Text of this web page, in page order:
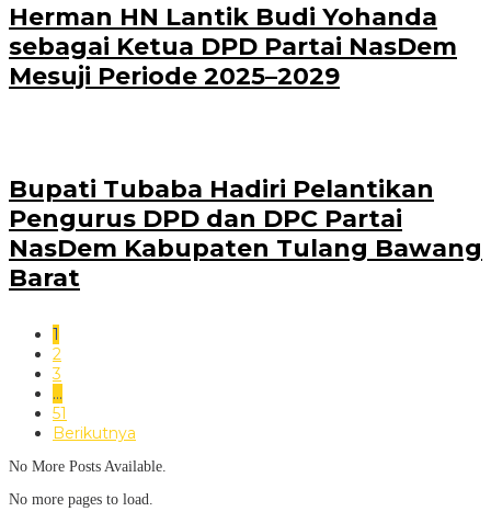
Herman HN Lantik Budi Yohanda
sebagai Ketua DPD Partai NasDem
Mesuji Periode 2025–2029
Bupati Tubaba Hadiri Pelantikan
Pengurus DPD dan DPC Partai
NasDem Kabupaten Tulang Bawang
Barat
1
2
3
…
51
Berikutnya
No More Posts Available.
No more pages to load.